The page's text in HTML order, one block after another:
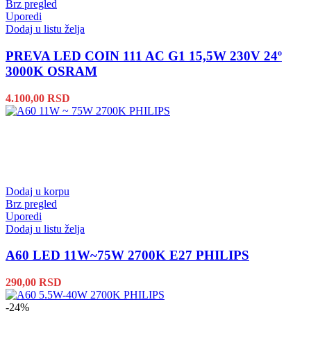
Brz pregled
Uporedi
Dodaj u listu želja
PREVA LED COIN 111 AC G1 15,5W 230V 24º
3000K OSRAM
4.100,00 RSD
Dodaj u korpu
Brz pregled
Uporedi
Dodaj u listu želja
A60 LED 11W~75W 2700K E27 PHILIPS
290,00 RSD
-24%